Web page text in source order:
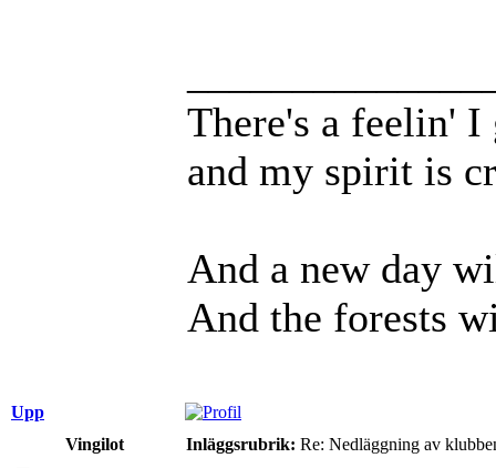
There's a feelin'
and my spirit is
And a new day
And the forests
Upp
Vingilot
Inläggsrubrik: Re: Nedläggning av